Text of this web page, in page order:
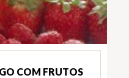
COM FRUTOS